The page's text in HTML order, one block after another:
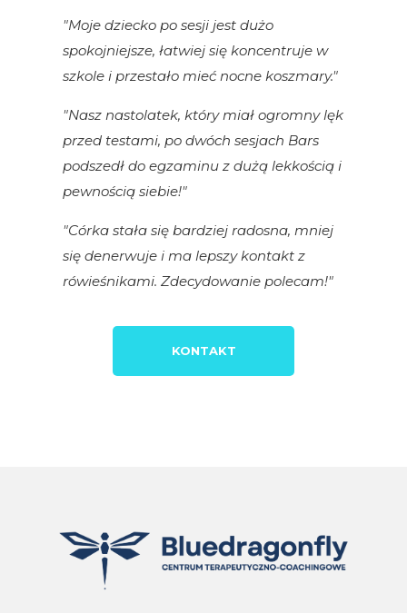
KONTAKT
"Moje dziecko po sesji jest dużo
spokojniejsze, łatwiej się koncentruje w
szkole i przestało mieć nocne koszmary."
"Nasz nastolatek, który miał ogromny lęk
przed testami, po dwóch sesjach Bars
podszedł do egzaminu z dużą lekkością i
pewnością siebie!"
"Córka stała się bardziej radosna, mniej
się denerwuje i ma lepszy kontakt z
rówieśnikami. Zdecydowanie polecam!"